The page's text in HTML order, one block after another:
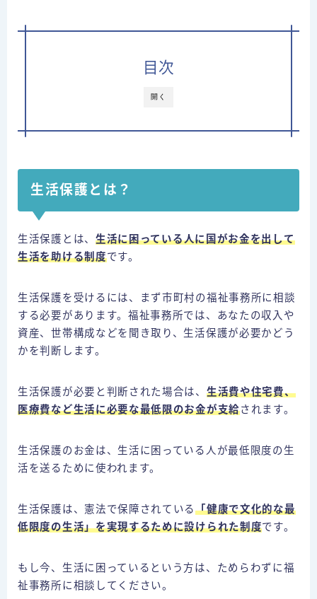
開く
目次
生活保護とは？
生活保護とは、 生活に困っている人に国がお金を出して
生活を助ける制度です。
生活保護を受けるには、まず市町村の福祉事務所に相談
する必要があります。福祉事務所では、あなたの収入や
資産、世帯構成などを聞き取り、生活保護が必要かどう
かを判断します。
生活保護が必要と判断された場合は、 生活費や住宅費、
医療費など生活に必要な最低限のお金が支給されます。
生活保護のお金は、生活に困っている人が最低限度の生
活を送るために使われます。
生活保護は、憲法で保障されている「健康で文化的な最
低限度の生活」を実現するために設けられた制度です。
もし今、生活に困っているという方は、ためらわずに福
祉事務所に相談してください。